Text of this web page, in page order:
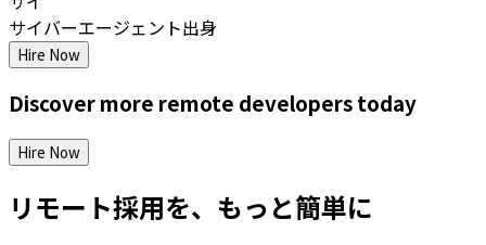
サイバーエージェント出身
Hire Now
Discover more remote developerstoday
Hire Now
リモート採用を、もっと簡単に